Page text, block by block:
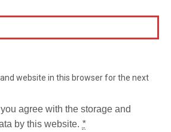
website in this browser for the next
agree with the storage and
by this website. *